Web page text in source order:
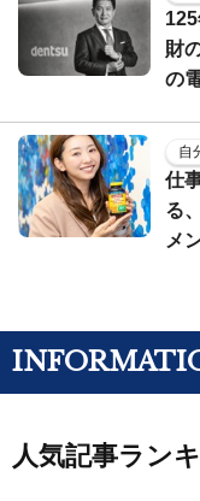
財
の
自
仕
る
メ
人気記事ラン